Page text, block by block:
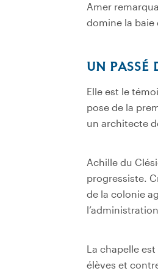
Amer
domine la baie
UN PASSÉ
Elle est le
pose de la
un architecte
Achille du
progressiste.
de la colonie
l’
La chapelle
élèves et